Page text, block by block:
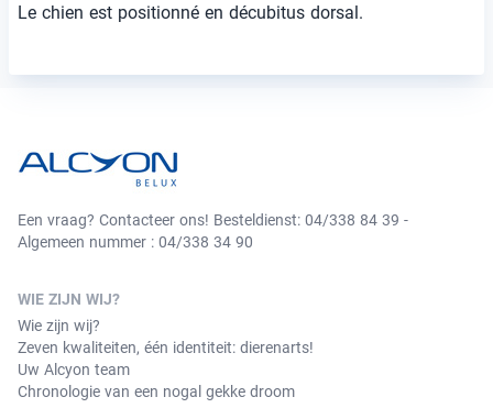
Le chien est positionné en décubitus dorsal.
Een vraag? Contacteer ons! Besteldienst: 04/338 84 39 -
Algemeen nummer : 04/338 34 90
WIE ZIJN WIJ?
Wie zijn wij?
Zeven kwaliteiten, één identiteit: dierenarts!
Uw Alcyon team
Chronologie van een nogal gekke droom